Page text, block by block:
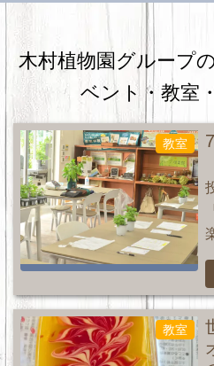
木村植物園グループ
ベント・教室
教室
教室